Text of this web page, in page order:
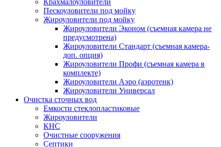
Крахмалоуловители
Пескоуловители под мойку
Жироуловители под мойку
Жироуловители Эконом (съемная камера не
предусмотрена)
Жироуловители Стандарт (съемная камера-
доп. опция)
Жироуловители Профи (съемная камера в
комплекте)
Жироуловители Аэро (аэротенк)
Жироуловители Универсал
Очистка сточных вод
Емкости стеклопластиковые
Жироуловители
КНС
Очистные сооружения
Септики